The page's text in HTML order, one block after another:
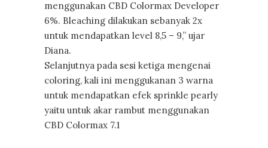
menggunakan CBD Colormax Developer
6%. Bleaching dilakukan sebanyak 2x
untuk mendapatkan level 8,5 – 9,” ujar
Diana.
Selanjutnya pada sesi ketiga mengenai
coloring, kali ini menggukanan 3 warna
untuk mendapatkan efek sprinkle pearly
yaitu untuk akar rambut menggunakan
CBD Colormax 7.1